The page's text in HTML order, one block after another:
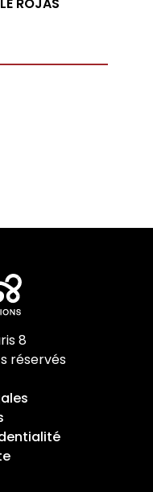
8
réservés